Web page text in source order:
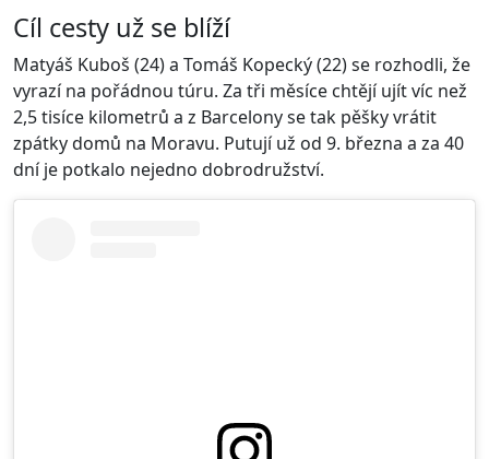
Cíl cesty už se blíží
Matyáš Kuboš (24) a Tomáš Kopecký (22) se rozhodli, že
vyrazí na pořádnou túru. Za tři měsíce chtějí ujít víc než
2,5 tisíce kilometrů a z Barcelony se tak pěšky vrátit
zpátky domů na Moravu. Putují už od 9. března a za 40
dní je potkalo nejedno dobrodružství.